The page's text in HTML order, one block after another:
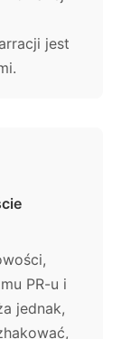
jest
PR-u i
jednak,